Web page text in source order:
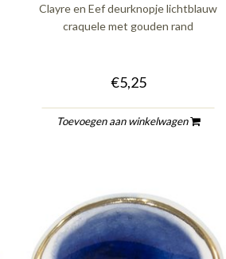
Clayre en Eef deurknopje lichtblauw
craquele met gouden rand
€5,25
Toevoegen aan winkelwagen